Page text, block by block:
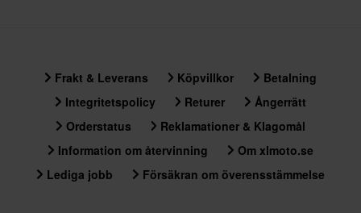
Frakt & Leverans Köpvillkor
Betalning
Integritetspolicy
Returer
Ångerrätt
Orderstatus
Reklamationer & Klagomål
Information om återvinning
Om xlmoto.se
Lediga jobb
Försäkran om överensstämmelse